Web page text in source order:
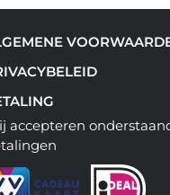
accepteren